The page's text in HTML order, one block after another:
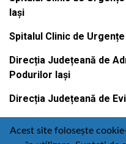
Iași
Spitalul Clinic de
Direcția Județeană de
Podurilor Iași
Direcția Județeană de
Acest site folosește